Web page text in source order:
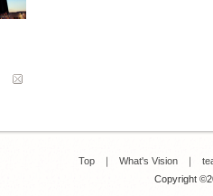
Top ｜ What's Vision ｜
Copyright